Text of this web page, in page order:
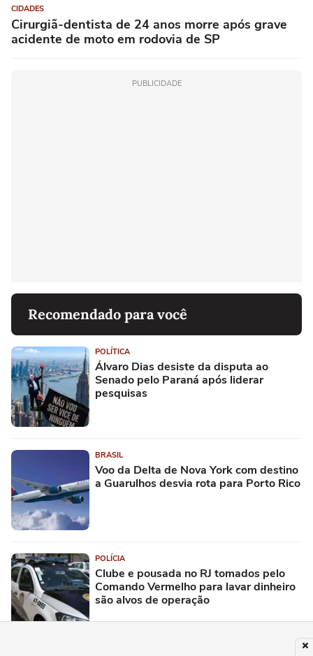
CIDADES
Cirurgiã-dentista de 24 anos morre após grave
acidente de moto em rodovia de SP
PUBLICIDADE
Recomendado para você
POLÍTICA
Álvaro Dias desiste da disputa ao
Senado pelo Paraná após liderar
pesquisas
BRASIL
Voo da Delta de Nova York com destino
a Guarulhos desvia rota para Porto Rico
POLÍCIA
Clube e pousada no RJ tomados pelo
Comando Vermelho para lavar dinheiro
são alvos de operação